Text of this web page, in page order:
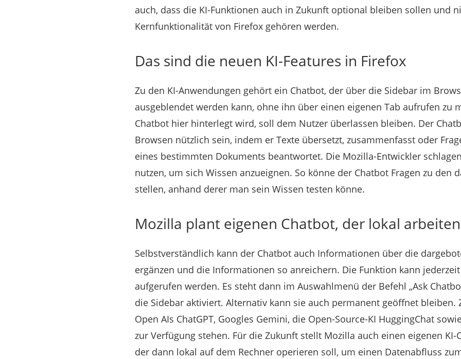
auch, dass die KI-Funktionen auch in Zukunft optional bleiben sollen und
Kernfunktionalität von Firefox gehören werden.
Das sind die neuen KI-Features in Firefox
Zu den KI-Anwendungen gehört ein Chatbot, der über die Sidebar im
ausgeblendet werden kann, ohne ihn über einen eigenen Tab aufrufen zu
Chatbot hier hinterlegt wird, soll dem Nutzer überlassen bleiben. Der
Browsen nützlich sein, indem er Texte übersetzt, zusammenfasst oder
eines bestimmten Dokuments beantwortet. Die Mozilla-Entwickler
nutzen, um sich Wissen anzueignen. So könne der Chatbot Fragen zu den
stellen, anhand derer man sein Wissen testen könne.
Mozilla plant eigenen Chatbot, der lokal
Selbstverständlich kann der Chatbot auch Informationen über die
ergänzen und die Informationen so anreichern. Die Funktion kann
aufgerufen werden. Es steht dann im Auswahlmenü der Befehl „Ask
die Sidebar aktiviert. Alternativ kann sie auch permanent geöffnet bleiben.
Open AIs ChatGPT, Googles Gemini, die Open-Source-KI HuggingChat
zur Verfügung stehen. Für die Zukunft stellt Mozilla auch einen eigenen KI-
der dann lokal auf dem Rechner operieren soll, um einen Datenabfluss